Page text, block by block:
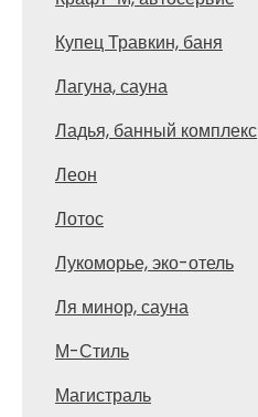
Купец Травкин, баня
Лагуна, сауна
Ладья, банный комплекс
Леон
Лотос
Лукоморье, эко-отель
Ля минор, сауна
М-Стиль
Магистраль